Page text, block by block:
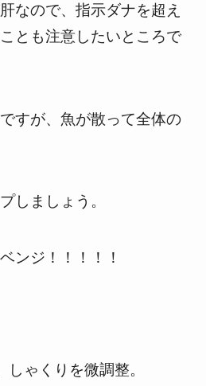
なので、指示ダナを超え
とも注意したいところで
すが、魚が散って全体の
しましょう。
ンジ！！！！！
ゃくりを微調整。